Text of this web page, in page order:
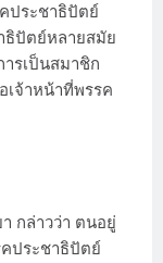
ประชาธิปัตย์
ธิปัตย์หลายสมัย
รเป็นสมาชิก
จ้าหน้าที่พรรค
กล่าวว่า ตนอยู่
ประชาธิปัตย์